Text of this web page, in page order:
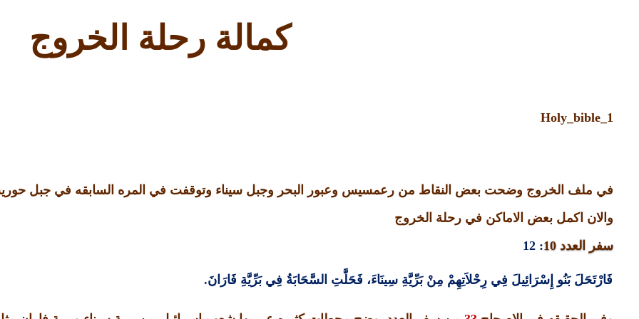
كمالة رحلة الخروج
Holy_bible_1
في ملف الخروج وضحت بعض النقاط من رعمسيس وعبور البحر وجبل سيناء وتوقفت في المره السابقه في جبل
والان اكمل بعض الاماكن في رحلة الخروج
سفر العدد 10
: 12
فَارْتَحَلَ بَنُو إِسْرَائِيلَ فِي رِحْلاَتِهِمْ مِنْ بَرِّيَّةِ سِينَاءَ، فَحَلَّتِ السَّحَابَةُ فِي بَرِّيَّةِ فَارَانَ.